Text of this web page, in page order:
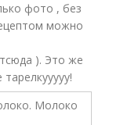
фото , без
можно
). Это же